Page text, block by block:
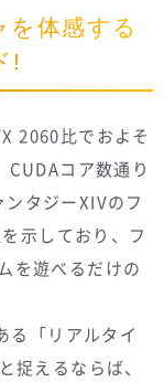
体感する
!
2060比でおよそ
コア数通り
タジーXIVのフ
示しており、フ
を遊べるだけの
「リアルタイ
捉えるならば、